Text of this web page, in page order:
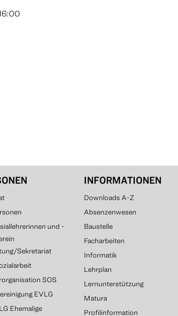
und -
Sekretariat
SOS
EVLG
Ehemalige
INFORMATIONEN
Downloads A-Z
Absenzenwesen
Baustelle
Facharbeiten
Informatik
Lehrplan
Lernunterstützung
Matura
Profilinformation